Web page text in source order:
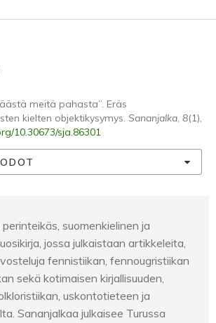
meitä pahasta”. Eräs
kielten objektikysymys. Sananjalka, 8(1),
10.30673/sja.86301
perinteikäs, suomenkielinen ja
jossa julkaistaan artikkeleita,
fennistiikan, fennougristiikan
sekä kotimaisen kirjallisuuden,
uskontotieteen ja
Sananjalkaa julkaisee Turussa